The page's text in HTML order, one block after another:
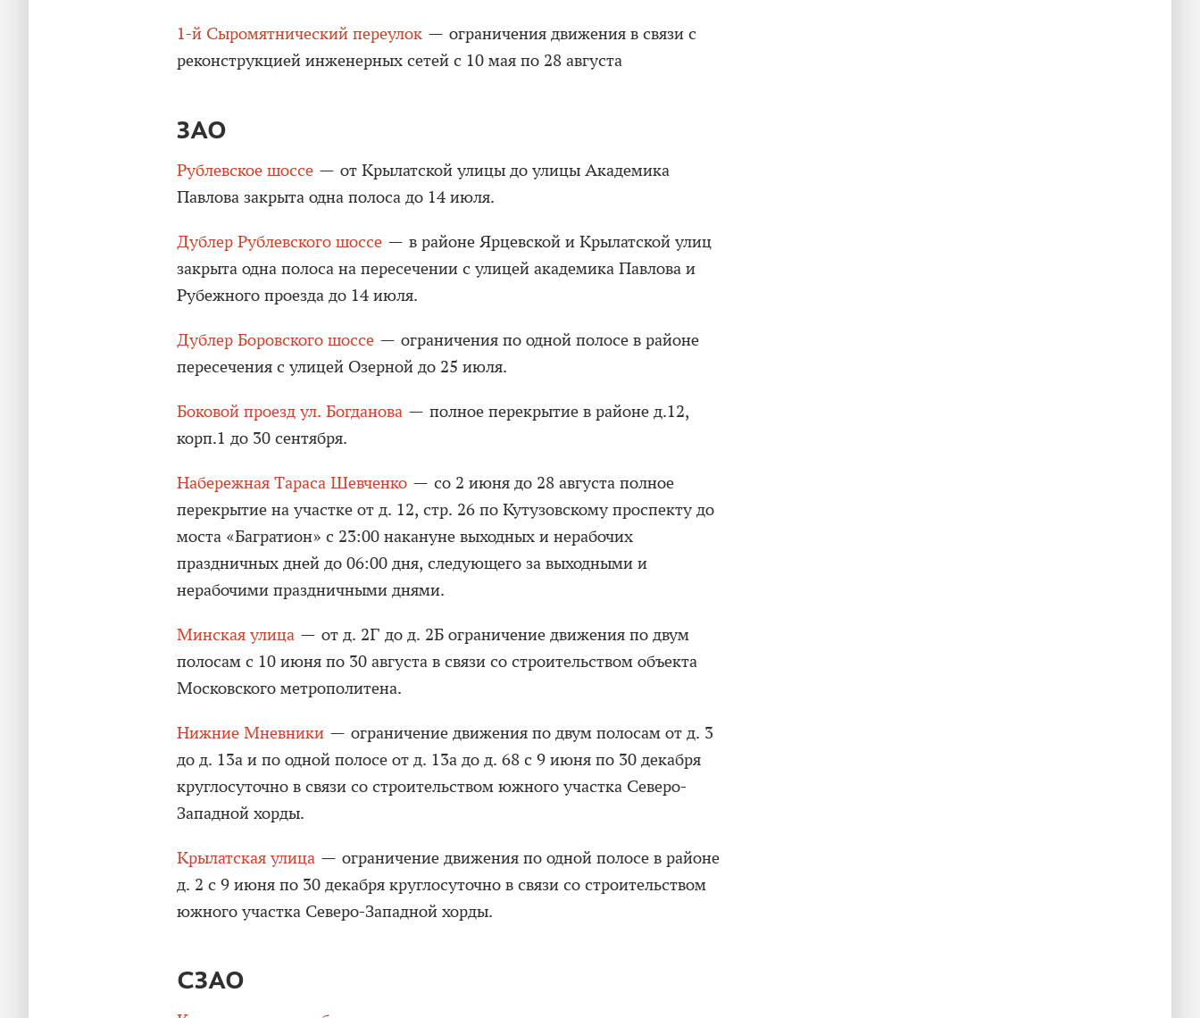
1-й Сыромятнический переулок — ограничения движения в связи с
реконструкцией инженерных сетей с 10 мая по 28 августа
ЗАО
Рублевское шоссе — от Крылатской улицы до улицы Академика
Павлова закрыта одна полоса до 14 июля.
Дублер Рублевского шоссе — в районе Ярцевской и Крылатской улиц
закрыта одна полоса на пересечении с улицей академика Павлова и
Рубежного проезда до 14 июля.
Дублер Боровского шоссе — ограничения по одной полосе в районе
пересечения с улицей Озерной до 25 июля.
Боковой проезд ул. Богданова — полное перекрытие в районе д.12,
корп.1 до 30 сентября.
Набережная Тараса Шевченко — со 2 июня до 28 августа полное
перекрытие на участке от д. 12, стр. 26 по Кутузовскому проспекту до
моста «Багратион» с 23:00 накануне выходных и нерабочих
праздничных дней до 06:00 дня, следующего за выходными и
нерабочими праздничными днями.
Минская улица — от д. 2Г до д. 2Б ограничение движения по двум
полосам с 10 июня по 30 августа в связи со строительством объекта
Московского метрополитена.
Нижние Мневники — ограничение движения по двум полосам от д. 3
до д. 13а и по одной полосе от д. 13а до д. 68 с 9 июня по 30 декабря
круглосуточно в связи со строительством южного участка Северо-
Западной хорды.
Крылатская улица — ограничение движения по одной полосе в районе
д. 2 с 9 июня по 30 декабря круглосуточно в связи со строительством
южного участка Северо-Западной хорды.
СЗАО